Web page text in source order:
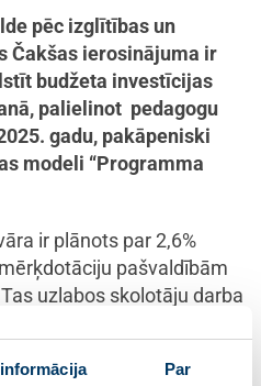
Par
pēc izglītības un
Čakšas ierosinājuma ir
budžeta investīcijas
palielinot pedagogu
gadu, pakāpeniski
modeli “Programma
ir plānots par 2,6%
pašvaldībām
uzlabos skolotāju darba